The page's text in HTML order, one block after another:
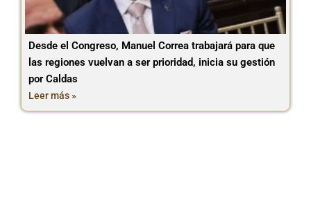
Desde el Congreso, Manuel Correa trabajará para que
las regiones vuelvan a ser prioridad, inicia su gestión
por Caldas
Leer más »